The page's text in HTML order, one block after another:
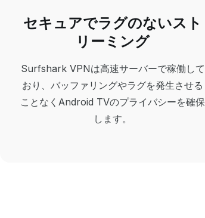
セキュアでラグのないスト
リーミング
Surfshark VPNは高速サーバーで稼働して
おり、バッファリングやラグを発生させる
ことなくAndroid TVのプライバシーを確保
します。